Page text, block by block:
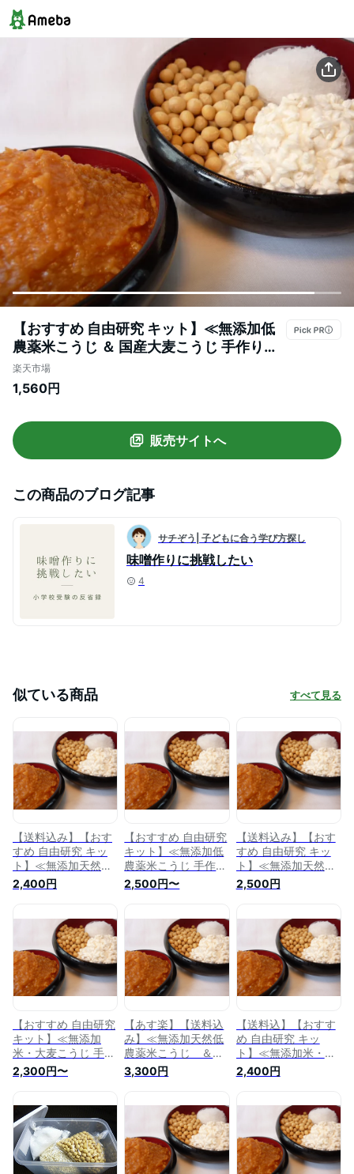
【おすすめ 自由研究 キット】≪無添加低
農薬米こうじ ＆ 国産大麦こうじ 手作り減
塩みそ≫特上混合麹手作り味噌キット
1.2kg上がり★レシピ付き★《容器無し》1
定・ 代引・他商品同時注文不可◆
楽天市場
1,560円
販売サイトへ
この商品のブログ記事
サチぞう| 子どもに合う学び方探し
味噌作りに挑戦したい
4
似ている商品 すべて見る
【送料込み】【おす
すめ 自由研究 キッ
ト】≪無添加天然低
農薬米こうじ ＆
国産大麦こうじ 手
混合麹手作り味噌キ
ット1.2kg上がり★
レシピ付き★《容器
付き》1セット◆他
商品同時注文不可◆
2,400円
【おすすめ 自由研究
キット】≪無添加低
農薬米こうじ 手作り
減塩みそ≫特上米麹
手作り味噌キット
ピ付き★《容器無
し》1セット◇ポス
ト投函◇◆配送日・
時間指定不可 代金
引換不可◆
2,500円〜
【送料込み】【おす
すめ 自由研究 キッ
ト】≪無添加天然低
農薬米こうじ 手作
り減塩みそ≫特上米
1.2kg上がり★レシ
ピ付き★《容器付
き》1セット◆他商
品同時注文不可◆
2,500円
【おすすめ 自由研究
キット】≪無添加
米・大麦こうじ 手作
り減塩みそ≫米麹／
麦麹選べる手作り味
★レシピ付き★《容
器無し》1セット◇
ポスト投函◇◆配送
日・時間指定不可
代金引換不可◆
2,300円〜
【あす楽】【送料込
み】≪無添加天然低
農薬米こうじ ＆
大麦こうじ 手作り
減塩みそ≫特上混合
3kg上がり★レシピ
付き★塩加減が選べ
る《タル無し》1セッ
ト
3,300円
【送料込】【おすす
め 自由研究 キッ
ト】≪無添加米・大
麦こうじ 手作り減
塩みそ≫米麹／麦麹
ット1.2kg上がり★
レシピ付き★《容器
付き》1セット
2,400円